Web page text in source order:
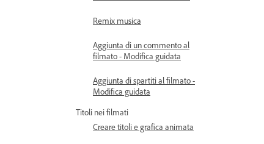
Remix musica
Aggiunta di un commento al
filmato - Modifica guidata
Aggiunta di spartiti al filmato -
Modifica guidata
Titoli nei filmati
Creare titoli e grafica animata